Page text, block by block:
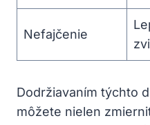
Nefajčenie
Dodržiavaním týchto
môžete nielen